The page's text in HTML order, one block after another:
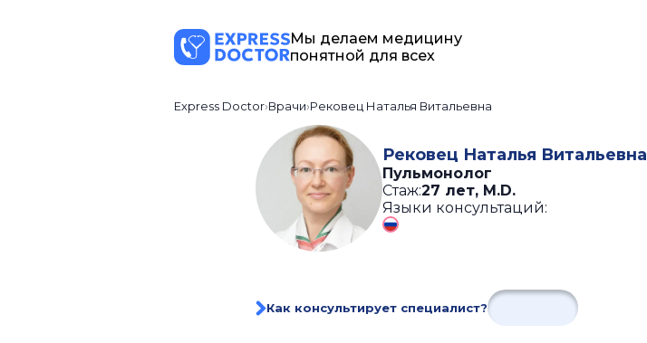
Мы делаем медицину
понятной для всех
Express Doctor Врачи Рековец Наталья Витальевна
Рековец Наталья Витальевна
Пульмонолог
Стаж:27 лет, M.D.
Языки консультаций:
Как консультирует специалист?